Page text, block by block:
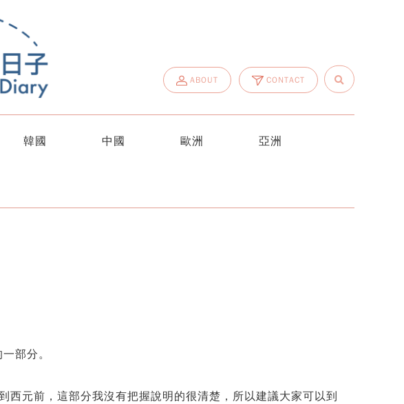
ABOUT CONTACT
韓國 中國 歐洲 亞洲
部分。
元前，這部分我沒有把握說明的很清楚，所以建議大家可以到